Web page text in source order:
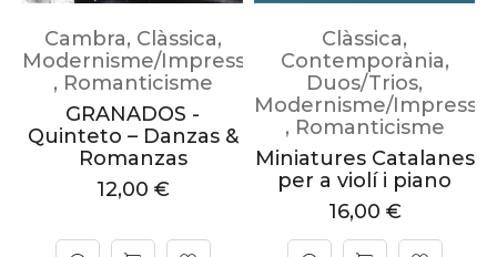
Cambra, Clàssica,
Modernisme/Impressionisme
, Romanticisme
GRANADOS -
Quinteto – Danzas &
Romanzas
12,00 €
Clàssica,
Contemporània,
Duos/Trios,
Modernisme/
, Romanticisme
Miniatures Catalanes
per a violí i piano
16,00 €